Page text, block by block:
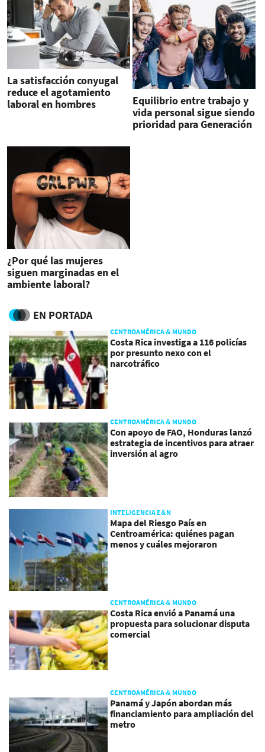
La satisfacción conyugal
reduce el agotamiento
laboral en hombres
Equilibrio entre trabajo y
vida personal sigue siendo
prioridad para Generación
¿Por qué las mujeres
siguen marginadas en el
ambiente laboral?
EN PORTADA
CENTROAMÉRICA & MUNDO
Costa Rica investiga a 116 policías
por presunto nexo con el
narcotráfico
CENTROAMÉRICA & MUNDO
Con apoyo de FAO, Honduras lanzó
estrategia de incentivos para atraer
inversión al agro
INTELIGENCIA E&N
Mapa del Riesgo País en
Centroamérica: quiénes pagan
menos y cuáles mejoraron
CENTROAMÉRICA & MUNDO
Costa Rica envió a Panamá una
propuesta para solucionar disputa
comercial
CENTROAMÉRICA & MUNDO
Panamá y Japón abordan más
financiamiento para ampliación del
metro